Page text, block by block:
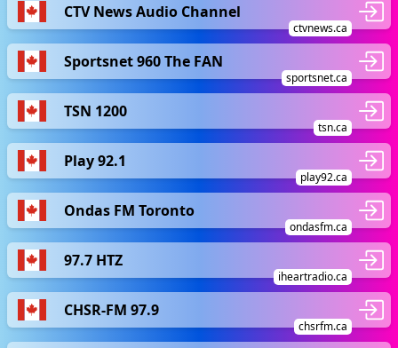
CTV News Audio Channel
ctvnews.ca
Sportsnet 960 The FAN
sportsnet.ca
TSN 1200
tsn.ca
Play 92.1
play92.ca
Ondas FM Toronto
ondasfm.ca
97.7 HTZ
iheartradio.ca
CHSR-FM 97.9
chsrfm.ca